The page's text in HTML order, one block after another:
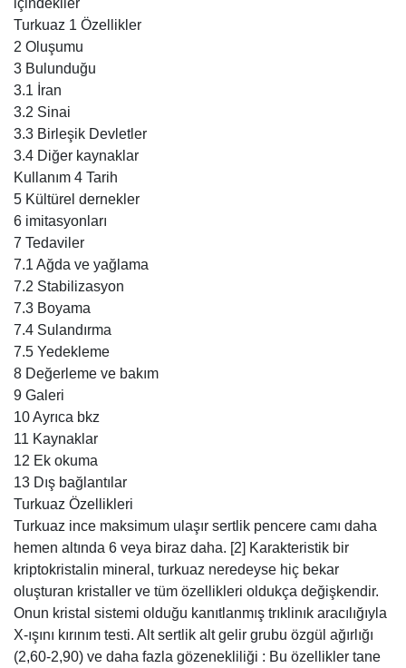
Kullanım 4 Tarih
5 Kültürel dernekler
6 imitasyonları
7 Tedaviler
7.1 Ağda ve yağlama
7.2 Stabilizasyon
7.3 Boyama
7.4 Sulandırma
7.5 Yedekleme
8 Değerleme ve bakım
9 Galeri
10 Ayrıca bkz
11 Kaynaklar
12 Ek okuma
13 Dış bağlantılar
Turkuaz Özellikleri
Turkuaz ince maksimum ulaşır sertlik pencere camı daha
hemen altında 6 veya biraz daha. [2] Karakteristik bir
kriptokristalin mineral, turkuaz neredeyse hiç bekar
oluşturan kristaller ve tüm özellikleri oldukça değişkendir.
Onun kristal sistemi olduğu kanıtlanmış trıklinık aracılığıyla
X-ışını kırınım testi. Alt sertlik alt gelir grubu özgül ağırlığı
(2,60-2,90) ve daha fazla gözenekliliği : Bu özellikler tane
büyüklüğüne bağlıdır. Parıltı turkuaz tipik subvitreous için
balmumu ve şeffaflık genellikle opak, ancak ince kesitlerde
semitranslucent olabilir. Renk beyaz bir gök mavisi mavi bir
toz kadar, mineral diğer özellikleri gibi değişken olarak ve
bir mavi-yeşil bir sarımsı yeşil. Mavi atfedilir idiochromatic
yeşil ya sonucu olabilir iken bakır , demir kirlilikler (yerine
alüminyum) veya dehidrasyon .